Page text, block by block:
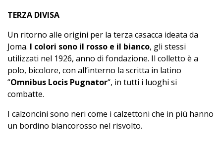
TERZA DIVISA
Un ritorno alle origini per la terza casacca ideata da
Joma. I colori sono il rosso e il bianco, gli stessi
utilizzati nel 1926, anno di fondazione. Il colletto è a
polo, bicolore, con all’interno la scritta in latino
“Omnibus Locis Pugnator“, in tutti i luoghi si
combatte.
I calzoncini sono neri come i calzettoni che in più hanno
un bordino biancorosso nel risvolto.